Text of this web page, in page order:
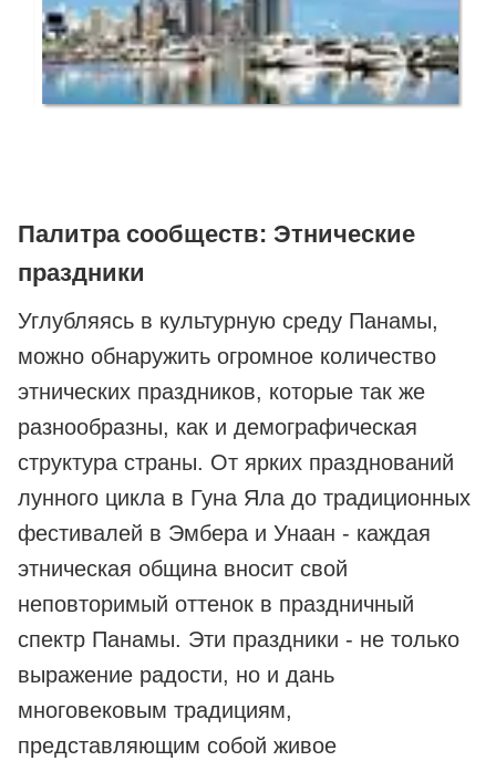
Палитра сообществ: Этнические
праздники
Углубляясь в культурную среду Панамы,
можно обнаружить огромное количество
этнических праздников, которые так же
разнообразны, как и демографическая
структура страны. От ярких празднований
лунного цикла в Гуна Яла до традиционных
фестивалей в Эмбера и Унаан - каждая
этническая община вносит свой
неповторимый оттенок в праздничный
спектр Панамы. Эти праздники - не только
выражение радости, но и дань
многовековым традициям,
представляющим собой живое